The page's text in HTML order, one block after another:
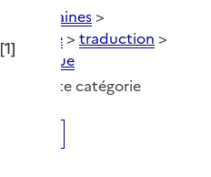
[1]
Domaines>
> traduction >
cette catégorie
modale)